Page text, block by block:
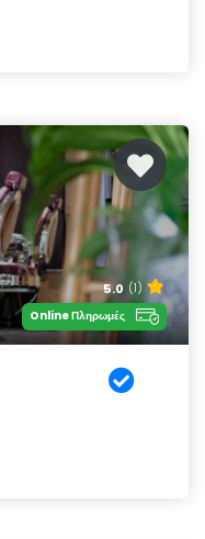
5.0 (1)
Online Πληρωμές